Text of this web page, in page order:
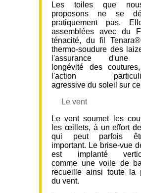
Les toiles que
proposons ne se
pratiquement pas.
assemblées avec du
ténacité, du fil
thermo-soudure des
l'assurance d'une
longévité des
l'action
agressive du soleil sur
Le vent
Le vent soumet les
les œillets, à un effort
qui peut parfois
important. Le brise-vue
est implanté
comme une voile de
recueille ainsi toute la
du vent.